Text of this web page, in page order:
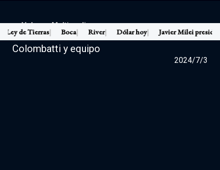
Ley de Tierras Boca River Dólar hoy Javier Milei
← Volver a Multimedia
Maldita Suerte EN VIVO con Matías
Colombatti y equipo
2024/7/3